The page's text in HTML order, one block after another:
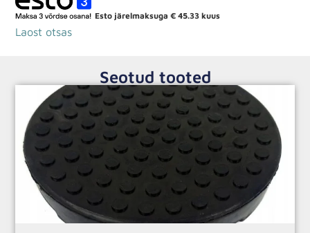
Esto järelmaksuga€ 45.33 kuus
Laost otsas
Seotud tooted